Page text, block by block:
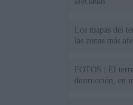
Los mapas del
las zonas más
FOTOS | El
destrucción, en